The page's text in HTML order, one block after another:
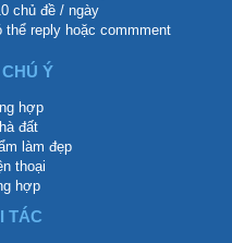
chủ đề / ngày
thể reply hoặc commment
Ý
hợp
đất
làm đẹp
thoại
hợp
TÁC